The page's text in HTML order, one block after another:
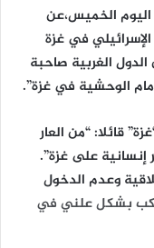
اليوم الخميس،عن
في غزة
الدول الغربية صاحبة
الوحشية في غزة”.
قائلا: “من العار
إنسانية على غزة”.
وعدم الدخول
بشكل علني في